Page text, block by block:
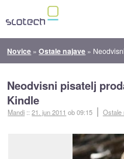
Novice »Ostale najave »
Neodvisni pisatelj
Kindle
Mandi ::21. jun 2011 ob 09:15 Ostale